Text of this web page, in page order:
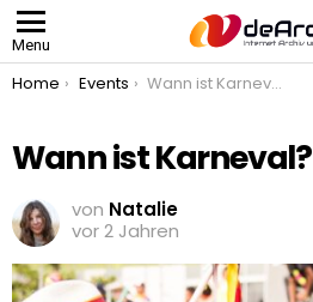
Menu
You are here:
Home Events Wann ist Karneval?
Wann ist Karneval?
von Natalie
vor 2 Jahren